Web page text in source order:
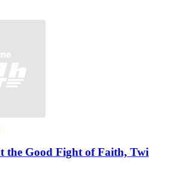
the Good Fight of Faith, Twi